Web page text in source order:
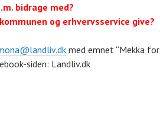
bidrage med?
og erhvervsservice give?
med emnet “Mekka for
siden: Landliv.dk